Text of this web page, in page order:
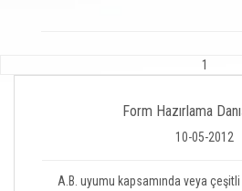
1
Form Hazırlama
10-05-2012
A.B. uyumu kapsamında veya